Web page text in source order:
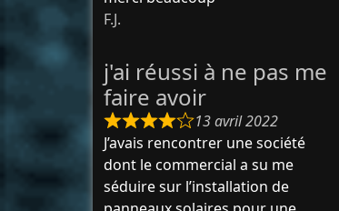
F.J.
j'ai réussi à ne pas me
faire avoir
13 avril 2022
J’avais rencontrer une société
dont le commercial a su me
séduire sur l’installation de